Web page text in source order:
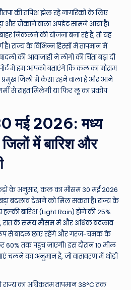
की तपिश झेल रहे नागरिकों के लिए
और चौंकाने वाला अपडेट सामने आया है।
निकलने की योजना बना रहे हैं, तो यह
राज्य के विभिन्न हिस्सों में तापमान में
की आवाजाही ने लोगों की चिंता बढ़ा दी
में हम आपको बताएंगे कि कल का मौसम
जिलों में कैसा रहने वाला है और आने
से राहत मिलेगी या फिर लू का प्रकोप
मई 2026: मध्य
में बारिश और
के अनुसार, कल का मौसम 30 मई 2026
बदलाव देखने को मिल सकता है। राज्य के
बारिश (Light Rain) होने की 25%
रात के समय मौसम में और अधिक बदलाव
से बादल छाए रहेंगे और गरज-चमक के
60% तक पहुंच जाएगी। इस दौरान 10 मील
चलने का अनुमान है, जो वातावरण में थोड़ी
राज्य का अधिकतम तापमान 38°C तक